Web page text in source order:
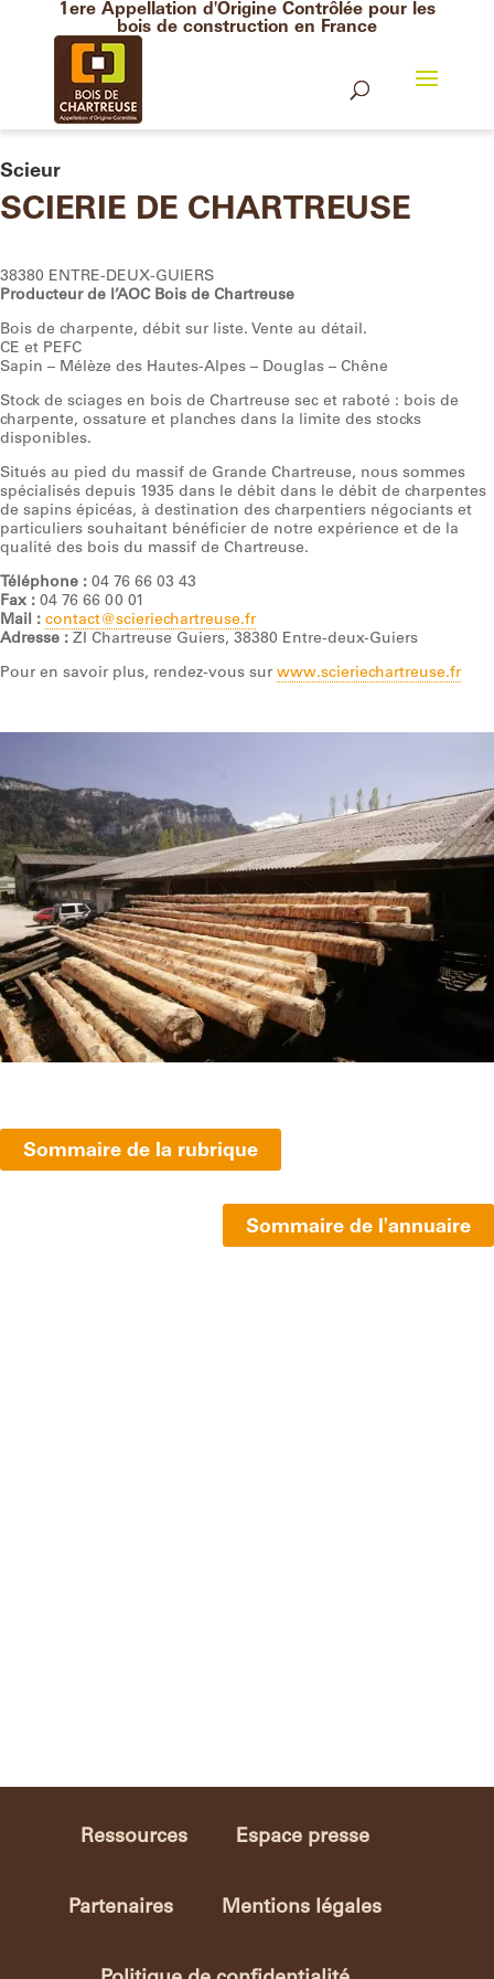
1ere Appellation d'Origine Contrôlée pour les
bois de construction en France
Scieur
SCIERIE DE CHARTREUSE
38380 ENTRE-DEUX-GUIERS
Producteur de l’AOC Bois de Chartreuse
Bois de charpente, débit sur liste. Vente au détail.
CE et PEFC
Sapin – Mélèze des Hautes-Alpes – Douglas – Chêne
Stock de sciages en bois de Chartreuse sec et raboté : bois de
charpente, ossature et planches dans la limite des stocks
disponibles.
Situés au pied du massif de Grande Chartreuse, nous sommes
spécialisés depuis 1935 dans le débit dans le débit de charpentes
de sapins épicéas, à destination des charpentiers négociants et
particuliers souhaitant bénéficier de notre expérience et de la
qualité des bois du massif de Chartreuse.
Téléphone : 04 76 66 03 43
Fax : 04 76 66 00 01
Mail : contact@scieriechartreuse.fr
Adresse : ZI Chartreuse Guiers, 38380 Entre-deux-Guiers
Pour en savoir plus, rendez-vous sur www.scieriechartreuse.fr
Sommaire de la rubrique
Sommaire de l'annuaire
Ressources Espace presse
Partenaires Mentions légales